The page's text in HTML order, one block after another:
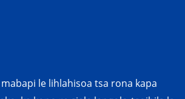
le lihlahisoa tsa rona kapa